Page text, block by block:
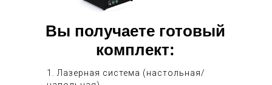
1. Лазерная система (настольная/
Вы получаете готовый
комплект: